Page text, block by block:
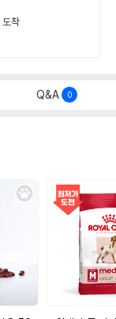
착
Q&A 0